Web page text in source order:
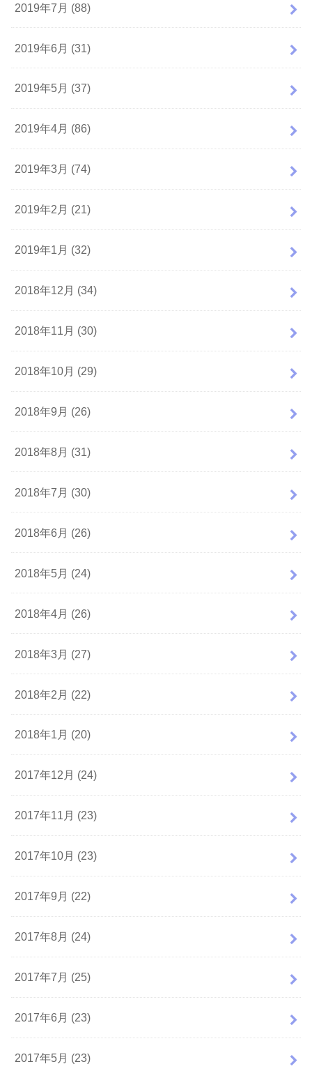
2019年7月 (88)
2019年6月 (31)
2019年5月 (37)
2019年4月 (86)
2019年3月 (74)
2019年2月 (21)
2019年1月 (32)
2018年12月 (34)
2018年11月 (30)
2018年10月 (29)
2018年9月 (26)
2018年8月 (31)
2018年7月 (30)
2018年6月 (26)
2018年5月 (24)
2018年4月 (26)
2018年3月 (27)
2018年2月 (22)
2018年1月 (20)
2017年12月 (24)
2017年11月 (23)
2017年10月 (23)
2017年9月 (22)
2017年8月 (24)
2017年7月 (25)
2017年6月 (23)
2017年5月 (23)